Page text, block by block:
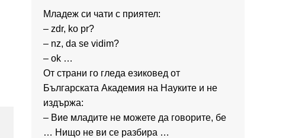
Младеж си чати с приятел:
– zdr, ko pr?
– nz, da se vidim?
– ok …
От страни го гледа езиковед от
Българската Академия на Науките и не
издържа:
– Вие младите не можете да говорите, бе
… Нищо не ви се разбира …